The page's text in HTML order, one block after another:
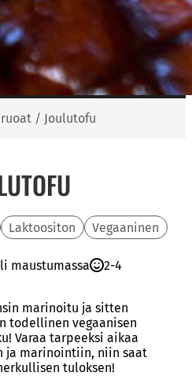
/ Joulutofu
Laktoositon Vegaaninen
maustumassa 2-4
marinoitu ja sitten
todellinen vegaanisen
Varaa tarpeeksi aikaa
ja marinointiin, niin saat
tuloksen!